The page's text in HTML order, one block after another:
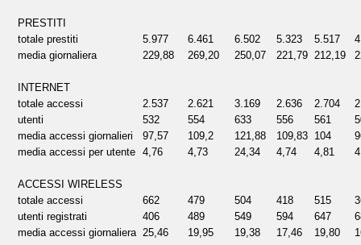
PRESTITI
totale prestiti
5.977 6.461 6.502 5.323 5.517
media giornaliera
229,88 269,20 250,07 221,79 212,19
INTERNET
totale accessi
2.537 2.621 3.169 2.636 2.704
utenti
532 554 633 556 561
media accessi giornalieri
97,57 109,2 121,88 109,83 104
media accessi per utente
4,76 4,73 24,34 4,74 4,81
ACCESSI WIRELESS
totale accessi
662 479 504 418 515
utenti registrati
406 489 549 594 647
media accessi giornaliera
25,46 19,95 19,38 17,46 19,80